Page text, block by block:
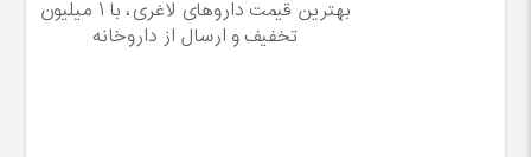
بهترین قیمت داروهای لاغری، با ۱ میلیون
تخفیف و ارسال از داروخانه‌